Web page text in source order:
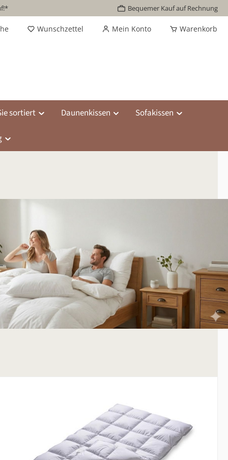
Bequemer Kauf auf Rechnung
Wunschzettel Mein Konto Warenkorb
sortiert Daunenkissen Sofakissen